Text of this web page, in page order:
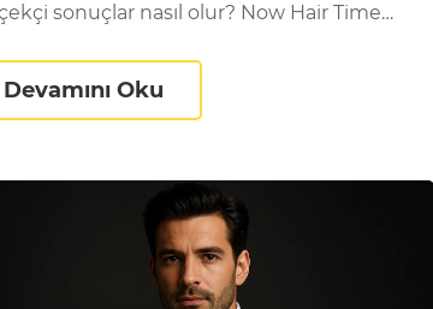
Nasıl Çalışır, Artıları ve Eksileri
sonuçlar nasıl olur? Now Hair Time
Devamını Oku